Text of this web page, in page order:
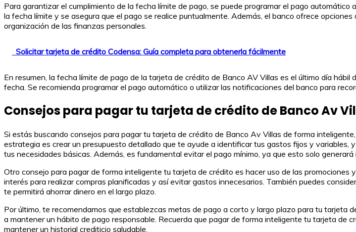
Para garantizar el cumplimiento de la fecha límite de pago, se puede programar el pago
la fecha límite y se asegura que el pago se realice puntualmente. Además, el banco ofrece
organización de las finanzas personales.
Solicitar tarjeta de crédito Codensa: Guía completa para obtenerla fácilmente
En resumen, la fecha límite de pago de la tarjeta de crédito de Banco AV Villas es el último día
fecha. Se recomienda programar el pago automático o utilizar las notificaciones del banco para
Consejos para pagar tu tarjeta de crédito de Banco Av
Si estás buscando consejos para pagar tu tarjeta de crédito de Banco Av Villas de forma
estrategia es crear un presupuesto detallado que te ayude a identificar tus gastos fijos y
tus necesidades básicas. Además, es fundamental evitar el pago mínimo, ya que esto solo
Otro consejo para pagar de forma inteligente tu tarjeta de crédito es hacer uso de las
interés para realizar compras planificadas y así evitar gastos innecesarios. También puedes
te permitirá ahorrar dinero en el largo plazo.
Por último, te recomendamos que establezcas metas de pago a corto y largo plazo para tu tarjeta
a mantener un hábito de pago responsable. Recuerda que pagar de forma inteligente tu tarjeta de
mantener un historial crediticio saludable.